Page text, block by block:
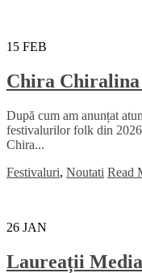
15 FEB
Chira Chiralina
După cum am anunțat
festivalurilor folk din
Chira...
Festivaluri, Noutati Read
26 JAN
Laureații